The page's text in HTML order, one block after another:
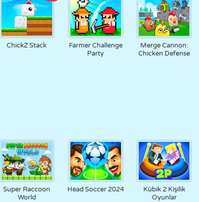
ChickZ Stack
Farmer Challenge
Party
Merge Cannon:
Chicken Defense
Super Raccoon
World
Head Soccer 2024
Kübik 2 Kişilik
Oyunlar